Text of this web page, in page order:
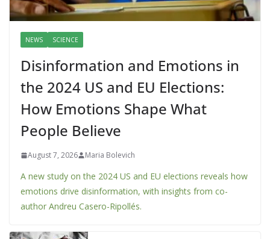
NEWS SCIENCE
Disinformation and Emotions in
the 2024 US and EU Elections:
How Emotions Shape What
People Believe
August 7, 2026 Maria Bolevich
A new study on the 2024 US and EU elections reveals how
emotions drive disinformation, with insights from co-
author Andreu Casero-Ripollés.